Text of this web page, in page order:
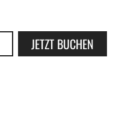
JETZT BUCHEN